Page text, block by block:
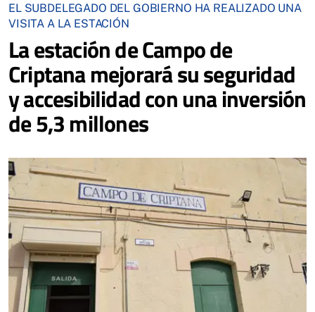
EL SUBDELEGADO DEL GOBIERNO HA REALIZADO UNA
VISITA A LA ESTACIÓN
La estación de Campo de
Criptana mejorará su seguridad
y accesibilidad con una inversión
de 5,3 millones